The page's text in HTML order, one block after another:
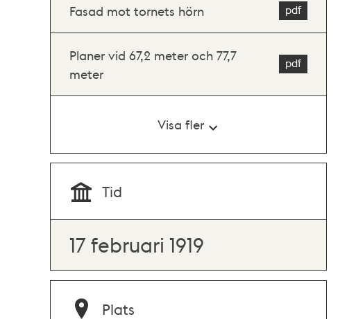
Fasad mot tornets hörn
Planer vid 67,2 meter och 77,7
meter
Visa fler
Tid
17 februari 1919
Plats